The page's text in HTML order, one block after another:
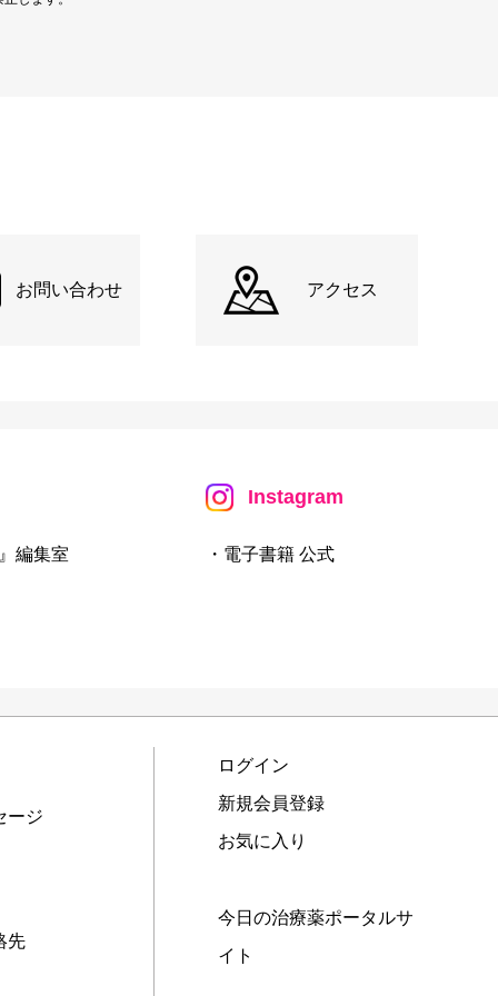
お問い合わせ アクセス
編集室
Instagram
・電子書籍 公式
ージ
先
ログイン
新規会員登録
お気に入り
今日の治療薬ポータルサ
イト